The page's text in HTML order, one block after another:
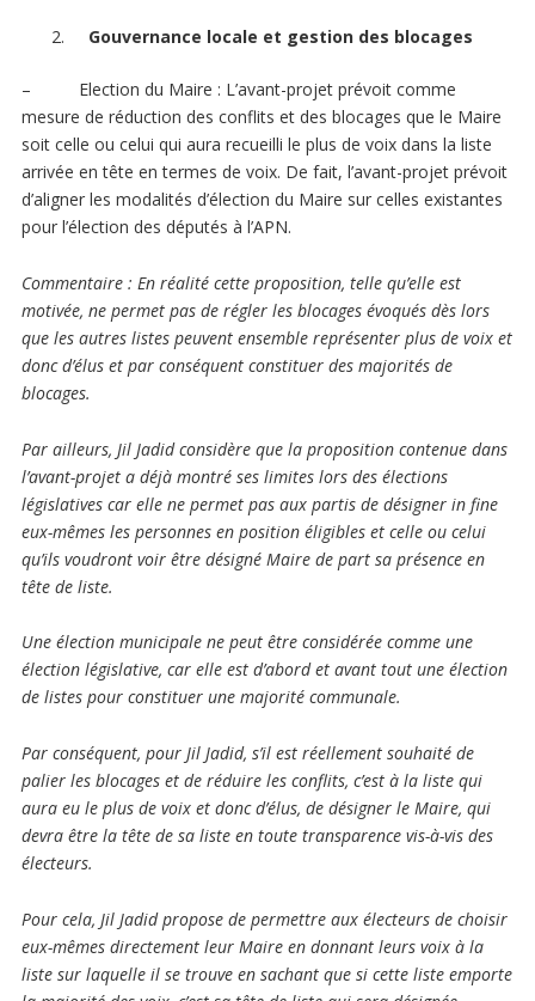
Gouvernance locale et gestion des blocages
– Election du Maire : L’avant-projet prévoit comme
mesure de réduction des conflits et des blocages que le Maire
soit celle ou celui qui aura recueilli le plus de voix dans la liste
arrivée en tête en termes de voix. De fait, l’avant-projet prévoit
d’aligner les modalités d’élection du Maire sur celles existantes
pour l’élection des députés à l’APN.
Commentaire : En réalité cette proposition, telle qu’elle est
motivée, ne permet pas de régler les blocages évoqués dès lors
que les autres listes peuvent ensemble représenter plus de voix et
donc d’élus et par conséquent constituer des majorités de
blocages.
Par ailleurs, Jil Jadid considère que la proposition contenue dans
l’avant-projet a déjà montré ses limites lors des élections
législatives car elle ne permet pas aux partis de désigner in fine
eux-mêmes les personnes en position éligibles et celle ou celui
qu’ils voudront voir être désigné Maire de part sa présence en
tête de liste.
Une élection municipale ne peut être considérée comme une
élection législative, car elle est d’abord et avant tout une élection
de listes pour constituer une majorité communale.
Par conséquent, pour Jil Jadid, s’il est réellement souhaité de
palier les blocages et de réduire les conflits, c’est à la liste qui
aura eu le plus de voix et donc d’élus, de désigner le Maire, qui
devra être la tête de sa liste en toute transparence vis-à-vis des
électeurs.
Pour cela, Jil Jadid propose de permettre aux électeurs de choisir
eux-mêmes directement leur Maire en donnant leurs voix à la
liste sur laquelle il se trouve en sachant que si cette liste emporte